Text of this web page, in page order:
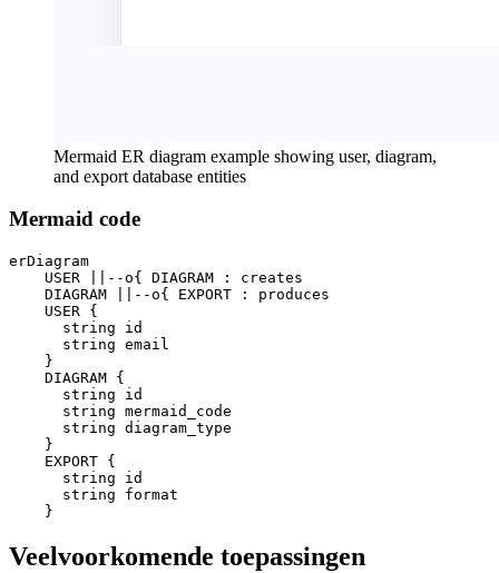
Mermaid ER diagram example showing user, diagram,
and export database entities
Mermaid code
erDiagram
    USER ||--o{ DIAGRAM : creates
    DIAGRAM ||--o{ EXPORT : produces
    USER {
      string id
      string email
    }
    DIAGRAM {
      string id
      string mermaid_code
      string diagram_type
    }
    EXPORT {
      string id
      string format
    }
Veelvoorkomende toepassingen